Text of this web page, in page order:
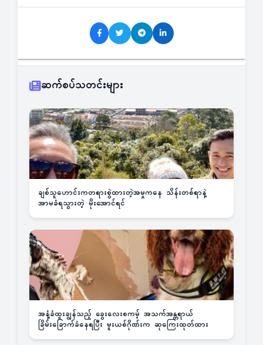
ဆက်စပ်သတင်းများ
ချစ်သူဟောင်းကတရားစွဲထားတဲ့အမှုကနေ သိန်းတစ်ရာနဲ့
အာမခံရသွားတဲ့ မိုးအောင်ရင်
အနံ့ခံထူးချွန်သည့် ခွေးလေးစကမ့် အသက်အန္တရာယ်
ခြိမ်းခြောက်ခံနေရပြီး မူးယစ်ဂိုဏ်းက ဆုကြေးထုတ်ထား